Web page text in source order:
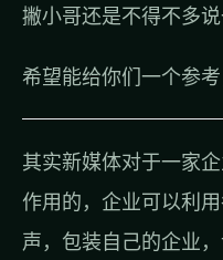
撇小哥还是不得不多说
希望能给你们一个参考
其实新媒体对于一家
作用的，企业可以利
声，包装自己的企业